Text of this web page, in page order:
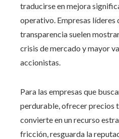
traducirse en mejora
operativo. Empresas líderes
transparencia suelen
crisis de mercado y mayor
accionistas.
Para las empresas que
perdurable, ofrecer precios
convierte en un recurso
fricción, resguarda la